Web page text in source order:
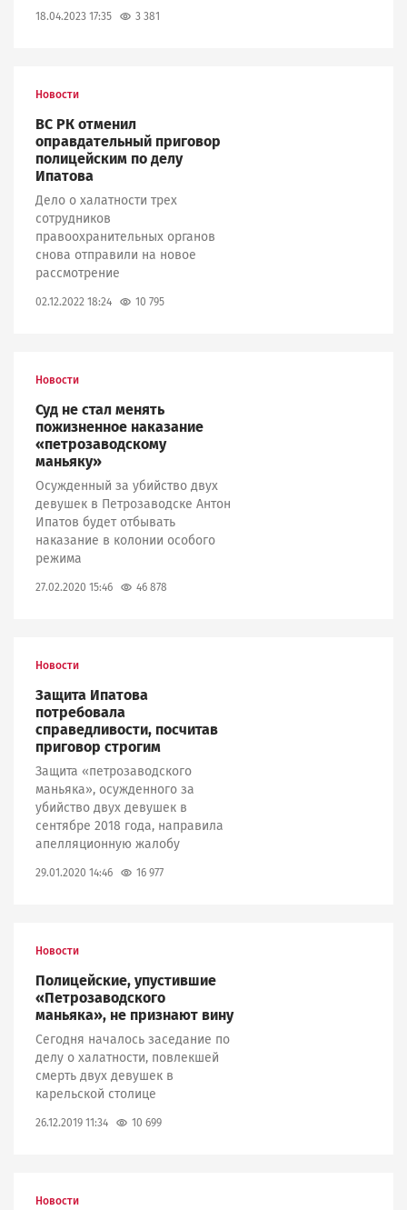
18.04.2023 17:35 3 381
Новости
ВС РК отменил
оправдательный приговор
полицейским по делу
Ипатова
Дело о халатности трех
сотрудников
правоохранительных органов
снова отправили на новое
рассмотрение
02.12.2022 18:24 10 795
Новости
Суд не стал менять
пожизненное наказание
«петрозаводскому
маньяку»
Осужденный за убийство двух
девушек в Петрозаводске Антон
Ипатов будет отбывать
наказание в колонии особого
режима
27.02.2020 15:46 46 878
Новости
Защита Ипатова
потребовала
справедливости, посчитав
приговор строгим
Защита «петрозаводского
маньяка», осужденного за
убийство двух девушек в
сентябре 2018 года, направила
апелляционную жалобу
29.01.2020 14:46 16 977
Новости
Полицейские, упустившие
«Петрозаводского
маньяка», не признают вину
Сегодня началось заседание по
делу о халатности, повлекшей
смерть двух девушек в
карельской столице
26.12.2019 11:34 10 699
Новости